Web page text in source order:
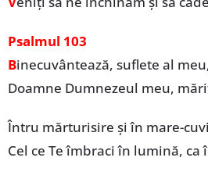
Psalmul 103
Binecuvântează, suflete al
Doamne Dumnezeul meu,
Întru mărturisire și în mare-
Cel ce Te îmbraci în lumină, ca